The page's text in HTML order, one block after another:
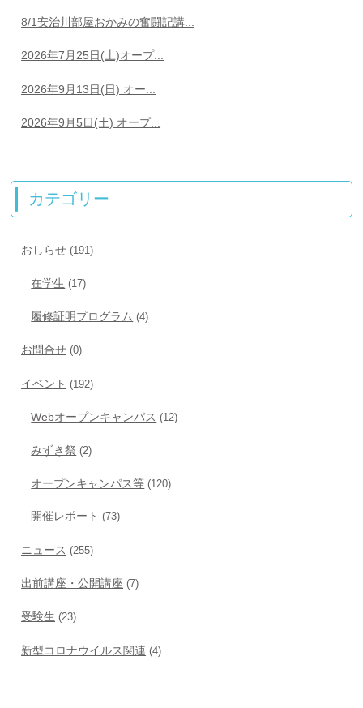
8/1安治川部屋おかみの奮闘記講...
2026年7月25日(土)オープ...
2026年9月13日(日) オー...
2026年9月5日(土) オープ...
カテゴリー
おしらせ (191)
在学生 (17)
履修証明プログラム (4)
お問合せ (0)
イベント (192)
Webオープンキャンパス (12)
みずき祭 (2)
オープンキャンパス等 (120)
開催レポート (73)
ニュース (255)
出前講座・公開講座 (7)
受験生 (23)
新型コロナウイルス関連 (4)